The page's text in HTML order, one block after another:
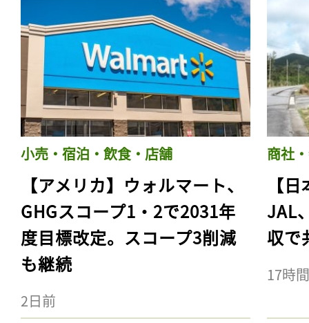
小売・宿泊・飲食・店舗
【アメリカ】ウォルマート、
GHGスコープ1・2で2031年
度目標改定。スコープ3削減
も継続
2日前
商社
【
JAL
収で
17時